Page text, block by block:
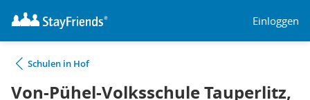
Einloggen
Schulen in Hof
Von-Pühel-Volksschule Tauperlitz,